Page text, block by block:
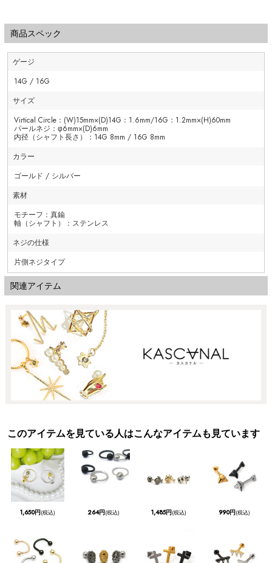
商品スペック
ゲージ
14G / 16G
サイズ
Virtical Circle：(W)15mm×(D)14G：1.6mm/16G：1.2mm×(H)60mm
パールネジ：φ6mm×(D)6mm
内径（シャフト長さ）：14G 8mm / 16G 8mm
カラー
ゴールド / シルバー
素材
モチーフ：真鍮
軸（シャフト）：ステンレス
ネジの仕様
片側ネジタイプ
関連アイテム
このアイテムを見ている人はこんなアイテムも見ています
1,650円(税込) 264円(税込) 1,485円(税込) 990円(税込)